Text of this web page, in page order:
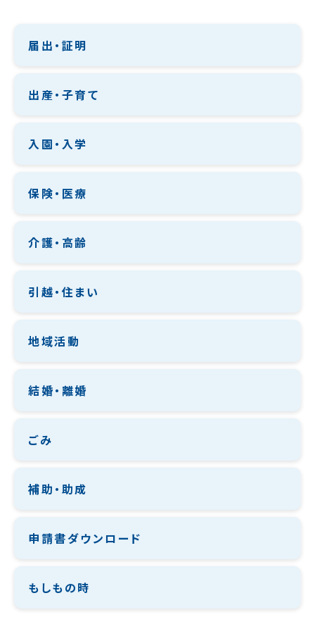
届出・証明
出産・子育て
入園・入学
保険・医療
介護・高齢
引越・住まい
地域活動
結婚・離婚
ごみ
補助・助成
申請書ダウンロード
もしもの時